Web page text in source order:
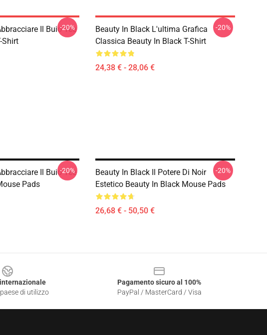
Il Buio Tee
Shirt
-20%
Beauty In Black L'ultima Grafica
Classica Beauty In Black T-Shirt
24,38 € - 28,06 €
-20%
Il Buio Tee
Pads
-20%
Beauty In Black Il Potere Di Noir
Estetico Beauty In Black Mouse Pads
26,68 € - 50,50 €
-20%
di utilizzo
Pagamento sicuro al 100%
PayPal / MasterCard / Visa